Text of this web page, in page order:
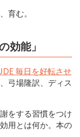
育む。
効能」
毎日を好転させ
弓場隆訳、ディス
をする習慣をつけ
用とは何か。本の